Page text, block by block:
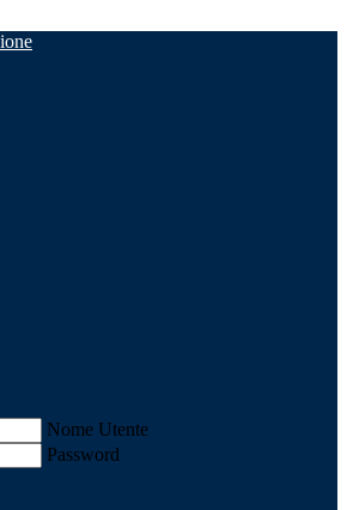
Nome Utente
Password